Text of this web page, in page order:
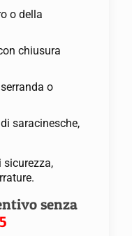
o della
chiusura
o
saracinesche,
senza